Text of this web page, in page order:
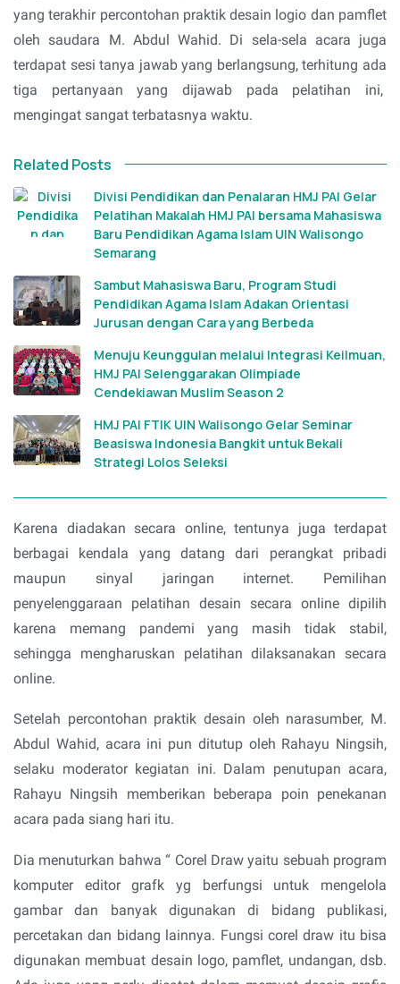
yang terakhir percontohan praktik desain logio dan pamflet
oleh saudara M. Abdul Wahid. Di sela-sela acara juga
terdapat sesi tanya jawab yang berlangsung, terhitung ada
tiga pertanyaan yang dijawab pada pelatihan ini,
mengingat sangat terbatasnya waktu.
Related Posts
Divisi Pendidikan dan Penalaran HMJ PAI Gelar
Pelatihan Makalah HMJ PAI bersama Mahasiswa
Baru Pendidikan Agama Islam UIN Walisongo
Semarang
Sambut Mahasiswa Baru, Program Studi
Pendidikan Agama Islam Adakan Orientasi
Jurusan dengan Cara yang Berbeda
Menuju Keunggulan melalui Integrasi Keilmuan,
HMJ PAI Selenggarakan Olimpiade
Cendekiawan Muslim Season 2
HMJ PAI FTIK UIN Walisongo Gelar Seminar
Beasiswa Indonesia Bangkit untuk Bekali
Strategi Lolos Seleksi
Karena diadakan secara online, tentunya juga terdapat
berbagai kendala yang datang dari perangkat pribadi
maupun sinyal jaringan internet. Pemilihan
penyelenggaraan pelatihan desain secara online dipilih
karena memang pandemi yang masih tidak stabil,
sehingga mengharuskan pelatihan dilaksanakan secara
online.
Setelah percontohan praktik desain oleh narasumber, M.
Abdul Wahid, acara ini pun ditutup oleh Rahayu Ningsih,
selaku moderator kegiatan ini. Dalam penutupan acara,
Rahayu Ningsih memberikan beberapa poin penekanan
acara pada siang hari itu.
Dia menuturkan bahwa “ Corel Draw yaitu sebuah program
komputer editor grafk yg berfungsi untuk mengelola
gambar dan banyak digunakan di bidang publikasi,
percetakan dan bidang lainnya. Fungsi corel draw itu bisa
digunakan membuat desain logo, pamflet, undangan, dsb.